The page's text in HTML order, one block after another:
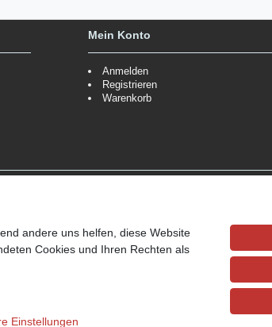
Mein Konto
Anmelden
Registrieren
Warenkorb
andere uns helfen, diese Website
Cookies und Ihren Rechten als
Einstellungen